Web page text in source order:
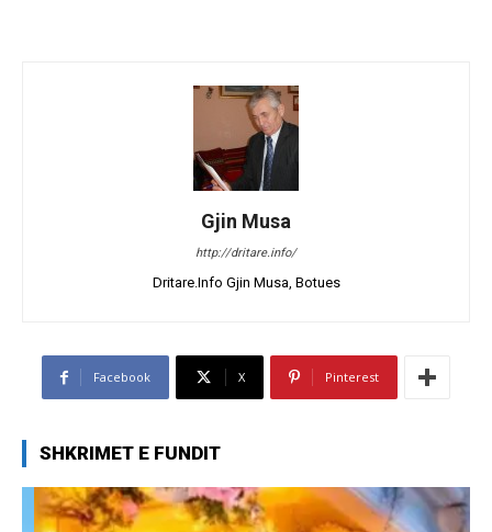
Gjin Musa
http://dritare.info/
Dritare.Info Gjin Musa, Botues
Facebook X Pinterest
SHKRIMET E FUNDIT